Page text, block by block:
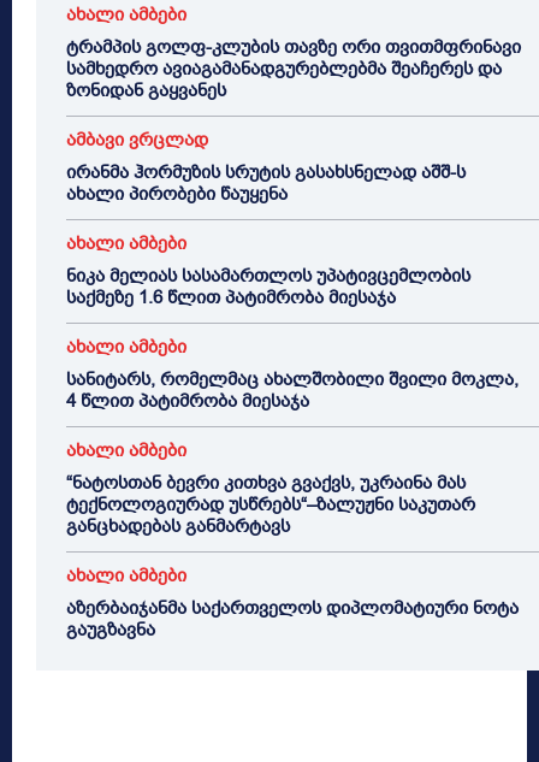
ახალი ამბები
ტრამპის გოლფ-კლუბის თავზე ორი თვითმფრინავი
სამხედრო ავიაგამანადგურებლებმა შეაჩერეს და
ზონიდან გაყვანეს
ამბავი ვრცლად
ირანმა ჰორმუზის სრუტის გასახსნელად აშშ-ს
ახალი პირობები წაუყენა
ახალი ამბები
ნიკა მელიას სასამართლოს უპატივცემლობის
საქმეზე 1.6 წლით პატიმრობა მიესაჯა
ახალი ამბები
სანიტარს, რომელმაც ახალშობილი შვილი მოკლა,
4 წლით პატიმრობა მიესაჯა
ახალი ამბები
“ნატოსთან ბევრი კითხვა გვაქვს, უკრაინა მას
ტექნოლოგიურად უსწრებს“–ზალუჟნი საკუთარ
განცხადებას განმარტავს
ახალი ამბები
აზერბაიჯანმა საქართველოს დიპლომატიური ნოტა
გაუგზავნა